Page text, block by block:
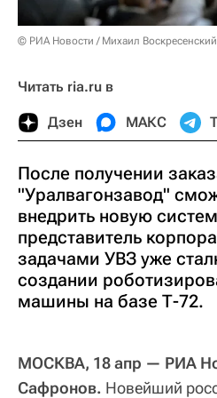
© РИА Новости / Михаил Воскресенский
Читать ria.ru в
Дзен МАКС
После получении
"Уралвагонзавод"
внедрить новую
представитель
задачами УВЗ уже
создании
машины на базе Т-72.
МОСКВА, 18 апр — РИА
Сафронов. Новейший